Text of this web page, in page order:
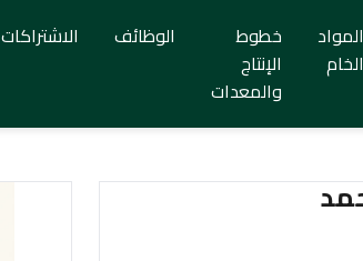
المواد
الخام
خطوط
الإنتاج
والمعدات
الوظائف الاشتراكات